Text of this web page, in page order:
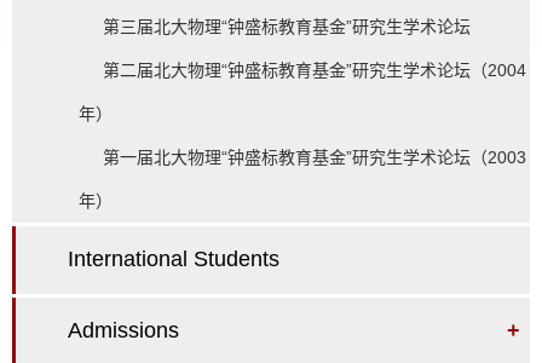
第三届北大物理“钟盛标教育基金”研究生学术论坛
第二届北大物理“钟盛标教育基金”研究生学术论坛（2004
年）
第一届北大物理“钟盛标教育基金”研究生学术论坛（2003
年）
International Students
Admissions +